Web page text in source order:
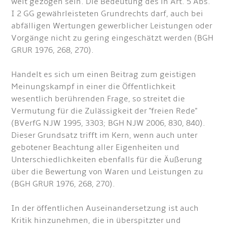
I 2 GG gewährleisteten Grundrechts darf, auch bei
abfälligen Wertungen gewerblicher Leistungen oder
Vorgänge nicht zu gering eingeschätzt werden (BGH
GRUR 1976, 268, 270).
Handelt es sich um einen Beitrag zum geistigen
Meinungskampf in einer die Öffentlichkeit
wesentlich berührenden Frage, so streitet die
Vermutung für die Zulässigkeit der "freien Rede"
(BVerfG NJW 1995, 3303; BGH NJW 2006, 830, 840).
Dieser Grundsatz trifft im Kern, wenn auch unter
gebotener Beachtung aller Eigenheiten und
Unterschiedlichkeiten ebenfalls für die Äußerung
über die Bewertung von Waren und Leistungen zu
(BGH GRUR 1976, 268, 270).
In der öffentlichen Auseinandersetzung ist auch
Kritik hinzunehmen, die in überspitzter und